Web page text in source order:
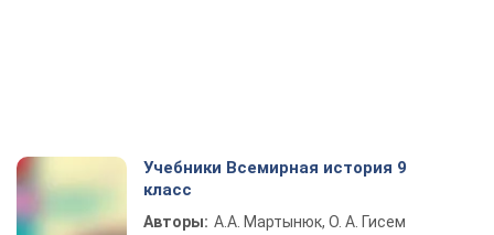
Учебники Всемирная история 9
класс
Авторы: А.А. Мартынюк, О. А. Гисем